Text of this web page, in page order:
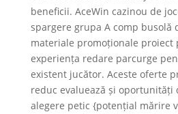
beneficii. AceWin cazinou de
spargere grupa A comp busolă
materiale promoționale proiect
experiența redare parcurge
existent jucător. Aceste oferte
reduc evaluează și oportunități
alegere petic {potențial mărire